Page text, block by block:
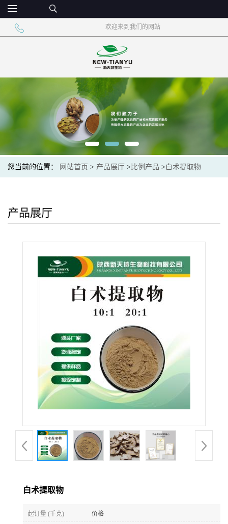
欢迎来到我们的网站
您当前的位置： 网站首页 > 产品展厅 > 比例产品 > 白术提取物
产品展厅
白术提取物
起订量 (千克) 价格